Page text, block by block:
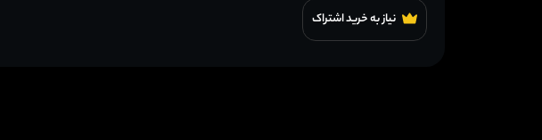
نیاز به خرید اشتراک